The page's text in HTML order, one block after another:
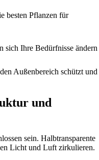
besten Pflanzen für
sich Ihre Bedürfnisse ändern
Außenbereich schützt und
und
sein. Halbtransparente
Licht und Luft zirkulieren.